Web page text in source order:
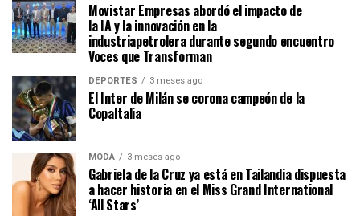
Movistar Empresas abordó el impacto de
la IA y la innovación en la
industriapetrolera durante segundo encuentro
Voces que Transforman
DEPORTES 3 meses ago
El Inter de Milán se corona campeón de la
CopaItalia
MODA 3 meses ago
Gabriela de la Cruz ya está en Tailandia dispuesta
a hacer historia en el Miss Grand International
‘All Stars’